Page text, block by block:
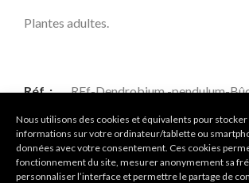
Nous utilisons des cookies et équivalents pour stocker
informations sur votre ordinateur/tablette ou
données avec votre consentement. Ces cookies
fonctionnement du site, mesurer anonymement sa
personnaliser l’interface et permettre le partage de
Plantes adultes.
Réf. : REf-Dendrobium -pendulum-
Catégorie : Dendrobium
Étiquettes : Epiphyte,Plant Sur Bûche